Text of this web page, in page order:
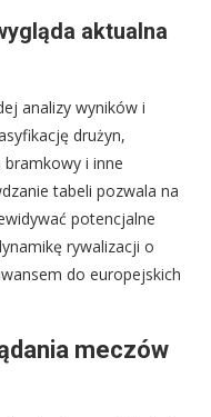
aktualna
analizy wyników i
drużyn,
i inne
tabeli pozwala na
potencjalne
rywalizacji o
do europejskich
meczów